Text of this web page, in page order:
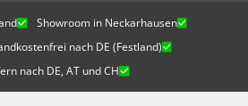
Showroom in Neckarhausen
nach DE (Festland)
nach DE, AT und CH